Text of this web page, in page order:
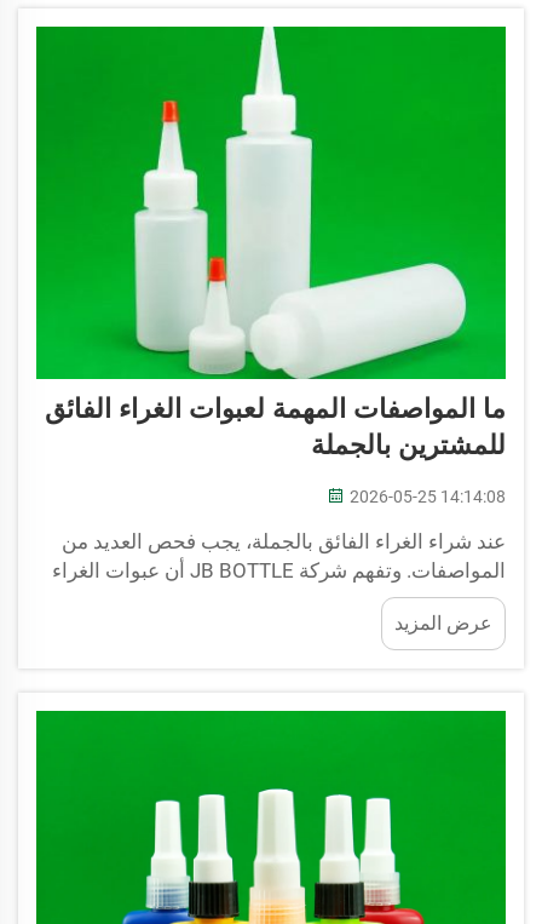
ما المواصفات المهمة لعبوات الغراء الفائق
للمشترين بالجملة
2026-05-25 14:14:08
عند شراء الغراء الفائق بالجملة، يجب فحص العديد من
المواصفات. وتفهم شركة JB BOTTLE أن عبوات الغراء
الفائق ليست متساوية جميعها. وينبغي على المشتري
التحقق من حجم العبوة والمادة المصنوعة منها والتصميم.
وسيؤثر كل عاملٍ من هذه العوامل في طريقة استخدام
عرض المزيد